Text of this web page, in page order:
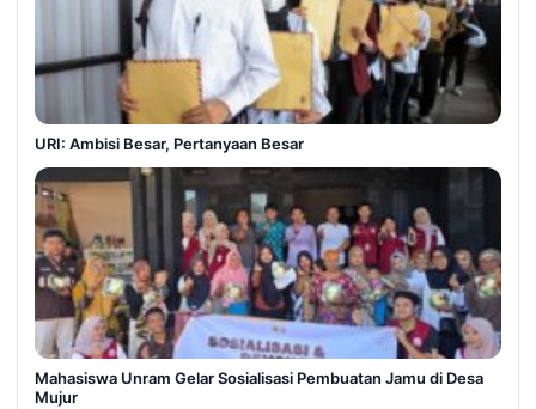
URI: Ambisi Besar, Pertanyaan Besar
Mahasiswa Unram Gelar Sosialisasi Pembuatan Jamu di Desa
Mujur